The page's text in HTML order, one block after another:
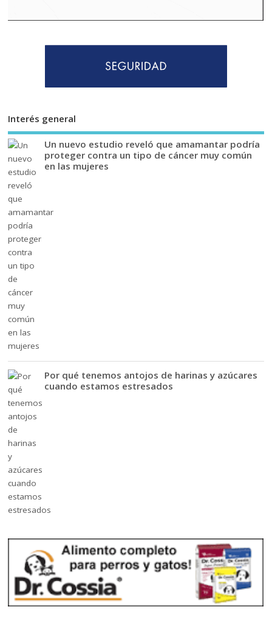
Interés general
Un nuevo estudio reveló que amamantar podría
proteger contra un tipo de cáncer muy común
en las mujeres
Por qué tenemos antojos de harinas y azúcares
cuando estamos estresados